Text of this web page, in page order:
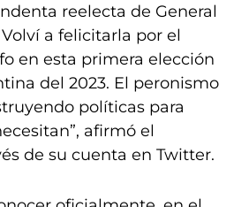
reelecta de General
a felicitarla por el
en esta primera elección
del 2023. El peronismo
políticas para
afirmó el
de su cuenta en Twitter.